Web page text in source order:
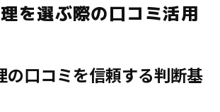
を選ぶ際の口コミ活用
口コミを信頼する判断基